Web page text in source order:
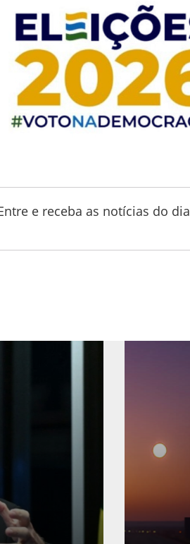
e receba as notícias do dia